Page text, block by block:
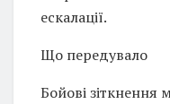
ескалації.
Що передувало
Бойові